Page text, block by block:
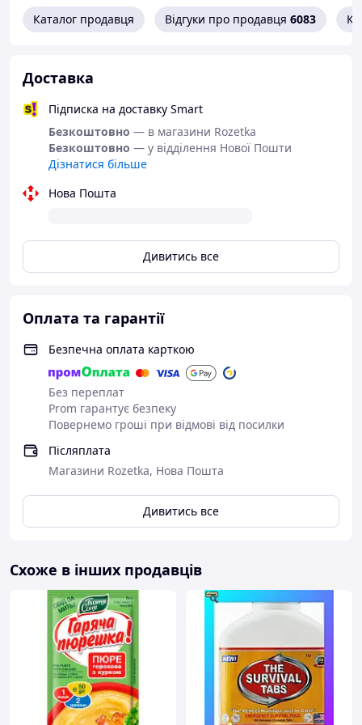
Ідеальний вибір для тих, хто любить
Каталог продавця Відгуки про продавця 6083
Доставка
Підписка на доставку Smart
Безкоштовно — в магазини Rozetka
Безкоштовно — у відділення Нової Пошти
Дізнатися більше
Нова Пошта
Дивитись все
Оплата та гарантії
Безпечна оплата карткою
Без переплат
Prom гарантує безпеку
Повернемо гроші при відмові від посилки
Післяплата
Магазини Rozetka, Нова Пошта
Дивитись все
Схоже в інших продавців